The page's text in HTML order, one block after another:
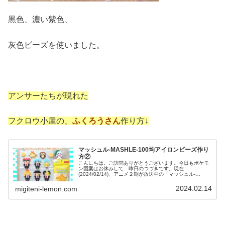
黒色、濃い紫色、
灰色ビーズを使いました。
アンサーたちが現れた
フクロウ小屋の、 ふくろうさん作り方↓
マッシュル-MASHLE-100均アイロンビーズ作り
方②
こんにちは。ご訪問ありがとうございます。今日もポケモ
ン図案はお休みして…昨日のつづきです。現在
(2024/02/14)、アニメ２期が放送中の「マッシュル-
migiteni-lemon.com 2024.02.14